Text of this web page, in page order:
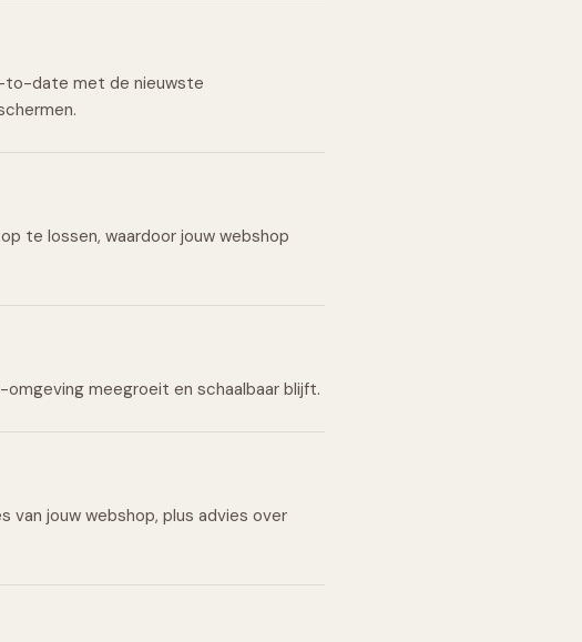
to-date met de nieuwste
te lossen, waardoor jouw webshop
meegroeit en schaalbaar blijft.
jouw webshop, plus advies over